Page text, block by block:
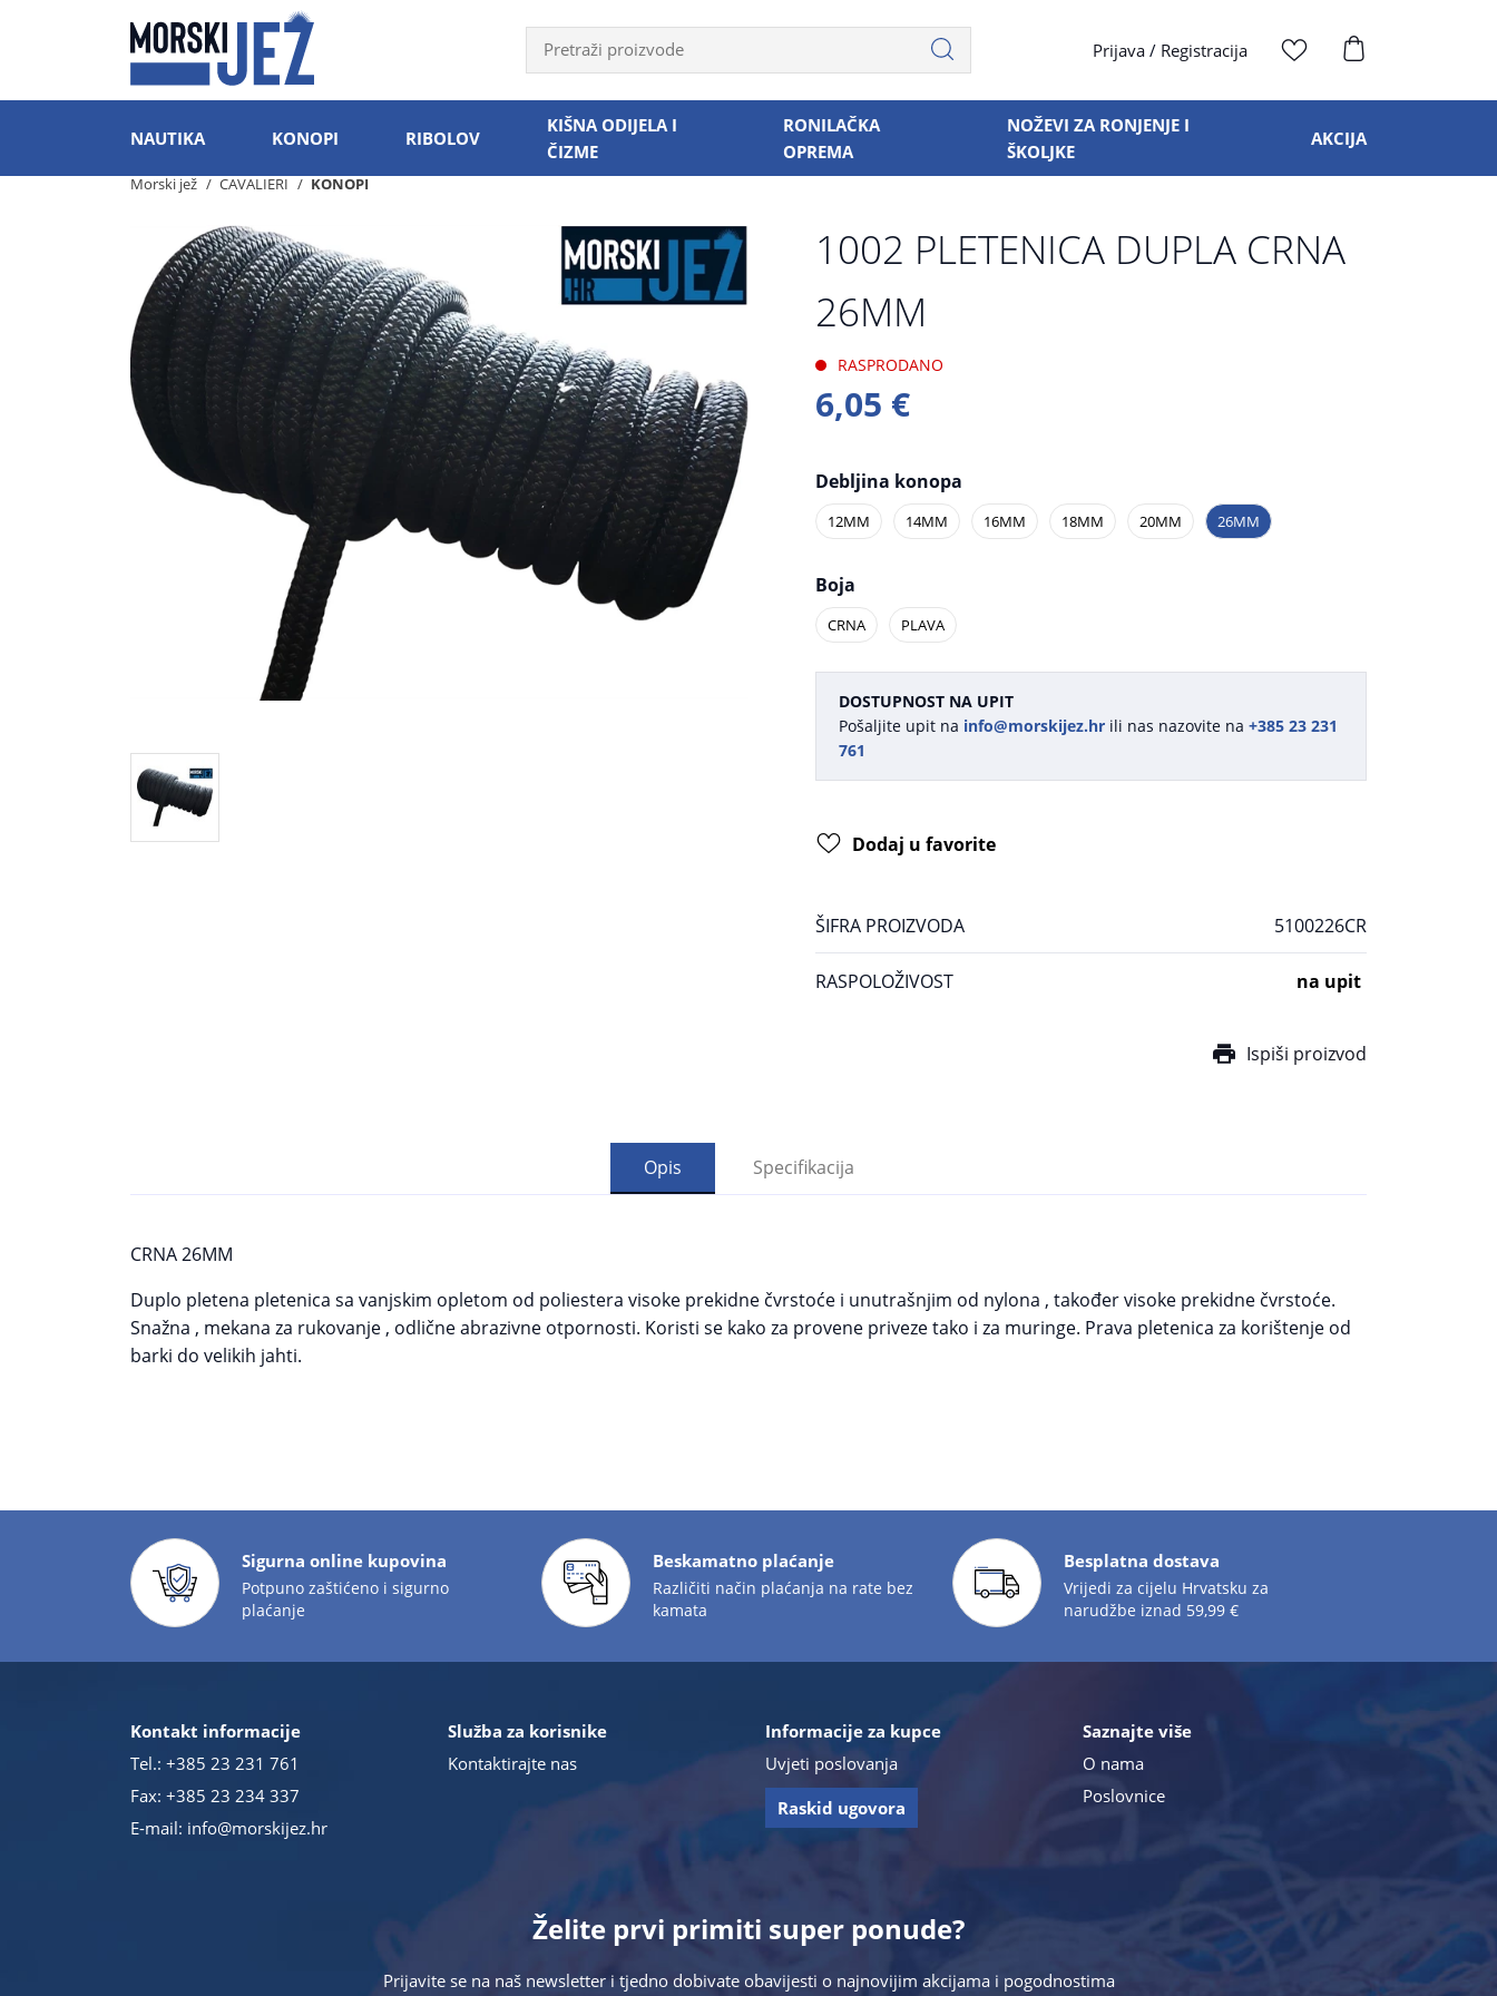
Prijava / Registracija
NAUTIKA KONOPI RIBOLOV
KIŠNA ODIJELA I
ČIZME
RONILAČKA
OPREMA
NOŽEVI ZA RONJENJE I
ŠKOLJKE
AKCIJA
Morski jež CAVALIERI KONOPI
1002 PLETENICA DUPLA CRNA
26MM
RASPRODANO
6,05 €
Debljina konopa
12MM 14MM 16MM 18MM 20MM 26MM
Boja
CRNA PLAVA
DOSTUPNOST NA UPIT
Pošaljite upit na info@morskijez.hr ili nas nazovite na +385 23 231
761
Dodaj u favorite
ŠIFRA PROIZVODA 5100226CR
RASPOLOŽIVOST na upit
Ispiši proizvod
Opis Specifikacija
CRNA 26MM
Duplo pletena pletenica sa vanjskim opletom od poliestera visoke prekidne čvrstoće i unutrašnjim od nylona , također visoke prekidne čvrstoće.
Snažna , mekana za rukovanje , odlične abrazivne otpornosti. Koristi se kako za provene priveze tako i za muringe. Prava pletenica za korištenje od
barki do velikih jahti.
Sigurna online kupovina
Potpuno zaštićeno i sigurno
plaćanje
Beskamatno plaćanje
Različiti način plaćanja na rate bez
kamata
Besplatna dostava
Vrijedi za cijelu Hrvatsku za
narudžbe iznad 59,99 €
Kontakt informacije
Tel.: +385 23 231 761
Fax: +385 23 234 337
E-mail: info@morskijez.hr
Služba za korisnike
Kontaktirajte nas
Informacije za kupce
Uvjeti poslovanja
Raskid ugovora
Saznajte više
O nama
Poslovnice
Želite prvi primiti super ponude?
Prijavite se na naš newsletter i tjedno dobivate obavijesti o najnovijim akcijama i pogodnostima